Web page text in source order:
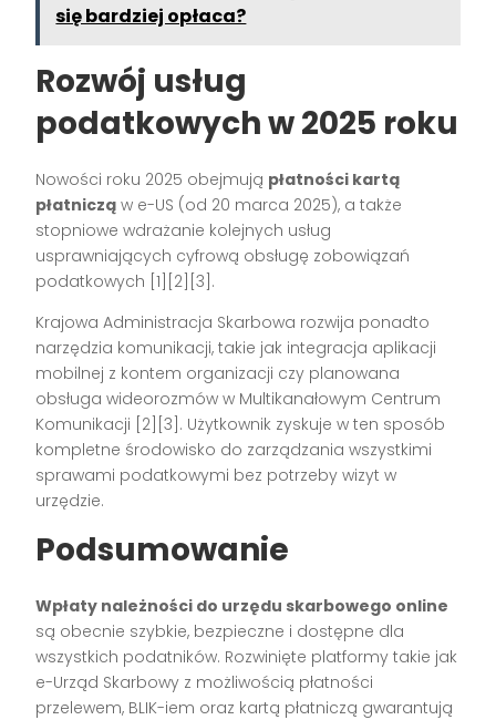
się bardziej opłaca?
Rozwój usług
podatkowych w 2025 roku
Nowości roku 2025 obejmują płatności kartą
płatniczą w e-US (od 20 marca 2025), a także
stopniowe wdrażanie kolejnych usług
usprawniających cyfrową obsługę zobowiązań
podatkowych [1][2][3] .
Krajowa Administracja Skarbowa rozwija ponadto
narzędzia komunikacji, takie jak integracja aplikacji
mobilnej z kontem organizacji czy planowana
obsługa wideorozmów w Multikanałowym Centrum
Komunikacji [2][3] . Użytkownik zyskuje w ten sposób
kompletne środowisko do zarządzania wszystkimi
sprawami podatkowymi bez potrzeby wizyt w
urzędzie.
Podsumowanie
Wpłaty należności do urzędu skarbowego online
są obecnie szybkie, bezpieczne i dostępne dla
wszystkich podatników. Rozwinięte platformy takie jak
e-Urząd Skarbowy z możliwością płatności
przelewem, BLIK-iem oraz kartą płatniczą gwarantują